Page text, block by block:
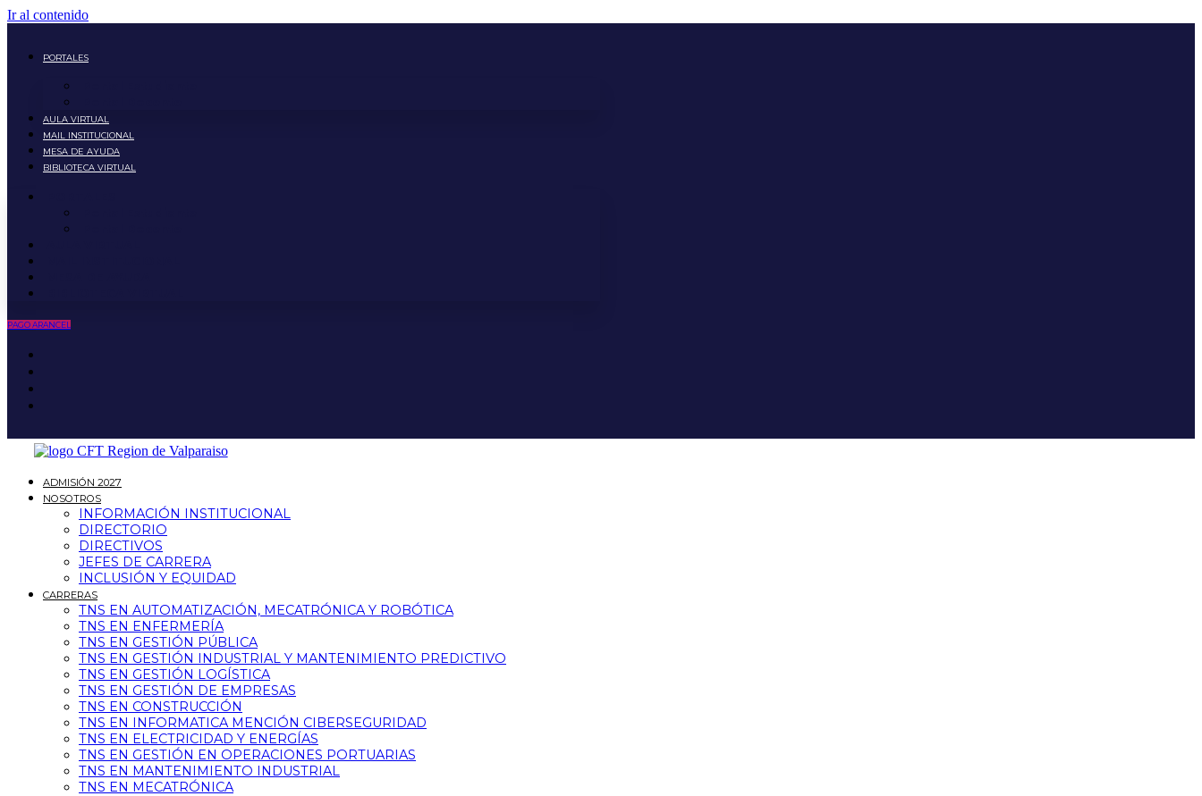
Ir al contenido
PORTALES
AULA VIRTUAL
MAIL INSTITUCIONAL
MESA DE AYUDA
BIBLIOTECA VIRTUAL
PAGO ARANCEL
ADMISIÓN 2027
NOSOTROS
INFORMACIÓN INSTITUCIONAL
DIRECTORIO
DIRECTIVOS
JEFES DE CARRERA
INCLUSIÓN Y EQUIDAD
CARRERAS
TNS EN AUTOMATIZACIÓN, MECATRÓNICA Y ROBÓTICA
TNS EN ENFERMERÍA
TNS EN GESTIÓN PÚBLICA
TNS EN GESTIÓN INDUSTRIAL Y MANTENIMIENTO PREDICTIVO
TNS EN GESTIÓN LOGÍSTICA
TNS EN GESTIÓN DE EMPRESAS
TNS EN CONSTRUCCIÓN
TNS EN INFORMATICA MENCIÓN CIBERSEGURIDAD
TNS EN ELECTRICIDAD Y ENERGÍAS
TNS EN GESTIÓN EN OPERACIONES PORTUARIAS
TNS EN MANTENIMIENTO INDUSTRIAL
TNS EN MECATRÓNICA